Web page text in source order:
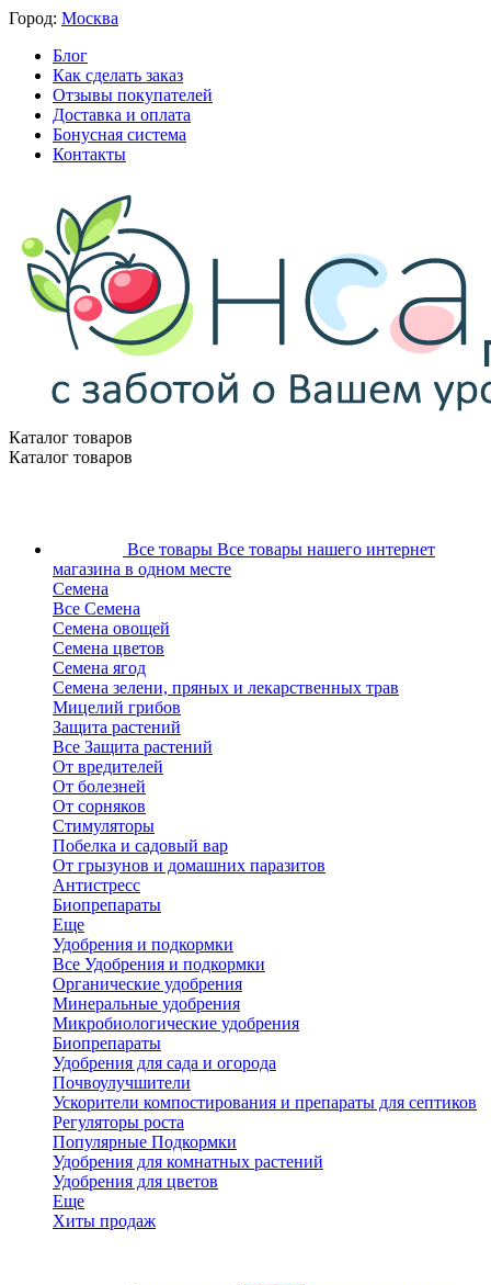
Город: Москва
Блог
Как сделать заказ
Отзывы покупателей
Доставка и оплата
Бонусная система
Контакты
Каталог товаров
Каталог товаров
Все товары Все товары нашего интернет
магазина в одном месте
Семена
Все Семена
Семена овощей
Семена цветов
Семена ягод
Семена зелени, пряных и лекарственных трав
Мицелий грибов
Защита растений
Все Защита растений
От вредителей
От болезней
От сорняков
Стимуляторы
Побелка и садовый вар
От грызунов и домашних паразитов
Антистресс
Биопрепараты
Еще
Удобрения и подкормки
Все Удобрения и подкормки
Органические удобрения
Минеральные удобрения
Микробиологические удобрения
Биопрепараты
Удобрения для сада и огорода
Почвоулучшители
Ускорители компостирования и препараты для септиков
Регуляторы роста
Популярные Подкормки
Удобрения для комнатных растений
Удобрения для цветов
Еще
Хиты продаж